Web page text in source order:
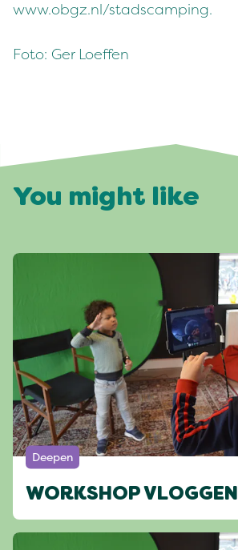
www.obgz.nl/stadscamping.
Foto: Ger Loeffen
You might like
Deepen
WORKSHOP VLOGGEN